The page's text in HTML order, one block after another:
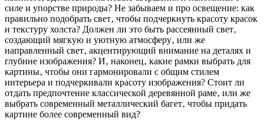
силе и упорстве природы? Не забываем и про освещение: как
правильно подобрать свет‚ чтобы подчеркнуть красоту красок
и текстуру холста? Должен ли это быть рассеянный свет‚
создающий мягкую и уютную атмосферу‚ или же
направленный свет‚ акцентирующий внимание на деталях и
глубине изображения? И‚ наконец‚ какие рамки выбрать для
картины‚ чтобы они гармонировали с общим стилем
интерьера и подчеркивали красоту изображения? Стоит ли
отдать предпочтение классической деревянной раме‚ или же
выбрать современный металлический багет‚ чтобы придать
картине более современный вид?